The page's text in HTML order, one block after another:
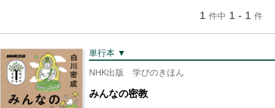
1 件中 1 - 1 件
単行本 ▼
NHK出版 学びのきほん
みんなの密教